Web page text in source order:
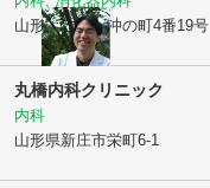
山形県新庄市沖の町4番19号
丸橋内科クリニック
内科
山形県新庄市栄町6-1